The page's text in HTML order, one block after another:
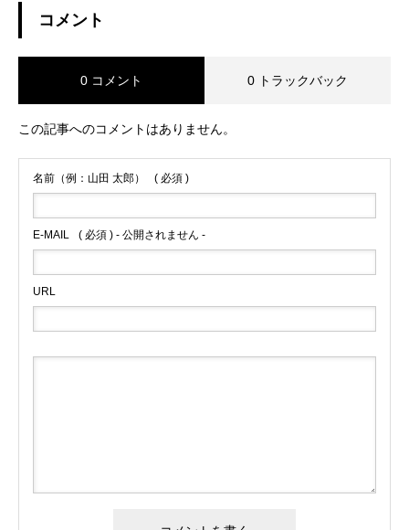
コメント
0 コメント 0 トラックバック
この記事へのコメントはありません。
名前（例：山田 太郎） ( 必須 )
E-MAIL ( 必須 ) - 公開されません -
URL